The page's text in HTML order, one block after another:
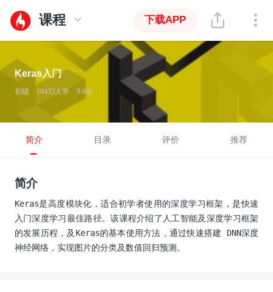
课程 下载APP
Keras入门
初级 10433人学 9.6分
简介 目录 评价 推荐
简介
Keras是高度模块化，适合初学者使用的深度学习框架，是快速
入门深度学习最佳路径。该课程介绍了人工智能及深度学习框架
的发展历程，及Keras的基本使用方法，通过快速搭建 DNN深度
神经网络，实现图片的分类及数值回归预测。